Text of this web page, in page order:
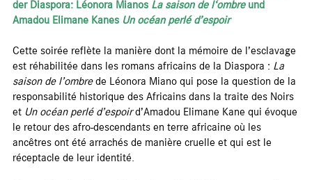
der Diaspora: Léonora Mianos La saison de l‘ombreund
Amadou Elimane Kanes Un océan perlé d’espoir
Cette soirée reflète la manière dont la mémoire de l’esclavage
est réhabilitée dans les romans africains de la Diaspora : La
saison de l’ombrede Léonora Miano qui pose la question de la
responsabilité historique des Africains dans la traite des Noirs
et Un océan perlé d’espoird’Amadou Elimane Kane qui évoque
le retour des afro-descendants en terre africaine où les
ancêtres ont été arrachés de manière cruelle et qui est le
réceptacle de leur identité.